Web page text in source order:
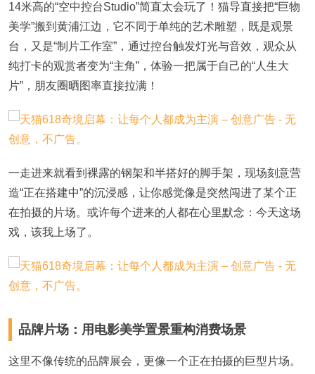
14米高的“空中控台Studio”简直太会玩了！猫导直接把“巨物
美学”搬到黄浦江边，它不同于单纯的艺术雕塑，既是观景
台，又是“制片工作室”，通过控台触发灯光与音效，观众从
纯打卡的观赏者变为“主角”，体验一把属于自己的“人生大
片”，朋友圈晒图率直接拉满 ！
一走进来就看到裸露的钢架和半搭好的脚手架， 现场刻意营
造“正在搭建中”的沉浸感，让你感觉像是突然闯进了某个正
在拍摄的片场。或许每个进来的人都在心里默念：今天这场
戏，该我上场了。
品牌片场：用电影美学置景重构消费场景
这里不像传统的品牌展会 ，更像一个正在拍摄的巨型片场。